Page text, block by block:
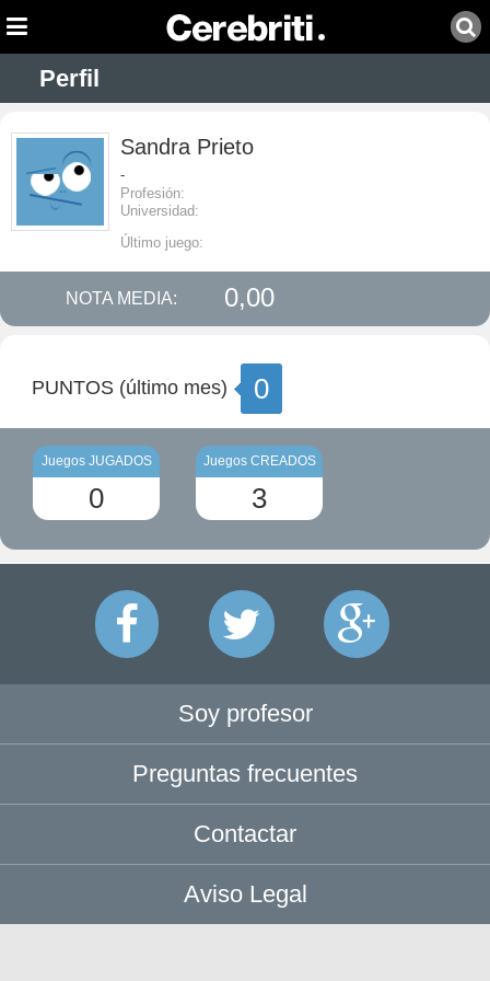
Perfil
Sandra Prieto
-
Profesión:
Universidad:
Último juego:
NOTA MEDIA: 0,00
PUNTOS (último mes) 0
Juegos JUGADOS
0
Juegos CREADOS
3
Soy profesor
Preguntas frecuentes
Contactar
Aviso Legal